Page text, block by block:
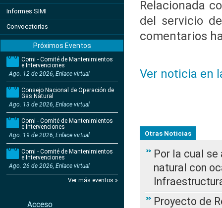
Informes SIMI
Convocatorias
Próximos Eventos
Comi - Comité de Mantenimientos
e Intervenciones
Ago. 12 de 2026, Enlace virtual
Consejo Nacional de Operación de
Gas Natural
Ago. 13 de 2026, Enlace virtual
Comi - Comité de Mantenimientos
e Intervenciones
Ago. 19 de 2026, Enlace virtual
Comi - Comité de Mantenimientos
e Intervenciones
Ago. 26 de 2026, Enlace virtual
Ver más eventos »
Relacionada
del servicio
comentarios
Ver noticia en
Otras Noticias
Por la cual
natural con
Proyecto de